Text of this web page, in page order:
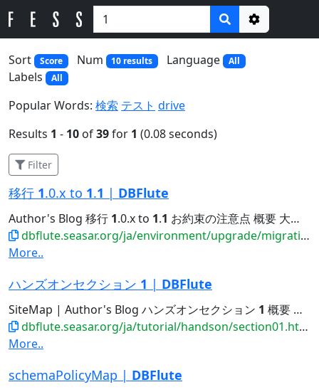
Options
Sort
Score Num 10 results Language All
Labels All
Popular Words: 検索 テスト drive
Results 1 - 10 of39for 1 (0.08 seconds)
Filter
移行 1.0.x to 1.1 | DBFlute
Author's Blog 移行 1.0.x to 1.1 お約束の注意点 概要 大前提 DBFlute-
dbflute.seasar.org/ja/environment/upgrade/migration/migrate10xto11x.html
More..
ハンズオンセクション 1 | DBFlute
SiteMap | Author's Blog ハンズオンセクション 1 概要 まず読みましょう DBFluteのこと jfluteによるレビューのこと...Java6,7の方は、別ページにて Java6,7のセクション
dbflute.seasar.org/ja/tutorial/handson/section01.html
More..
schemaPolicyMap | DBFlute